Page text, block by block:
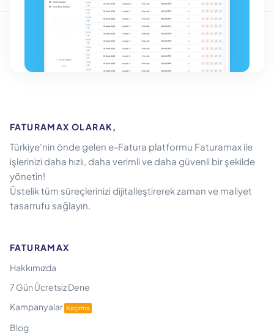
FATURAMAX OLARAK,
Türkiye'nin önde gelen e-Fatura platformu Faturamax ile
işlerinizi daha hızlı, daha verimli ve daha güvenli bir şekilde
yönetin!
Üstelik tüm süreçlerinizi dijitalleştirerek zaman ve maliyet
tasarrufu sağlayın.
FATURAMAX
Hakkımızda
7 Gün Ücretsiz Dene
Kampanyalar Kaçırma
Blog